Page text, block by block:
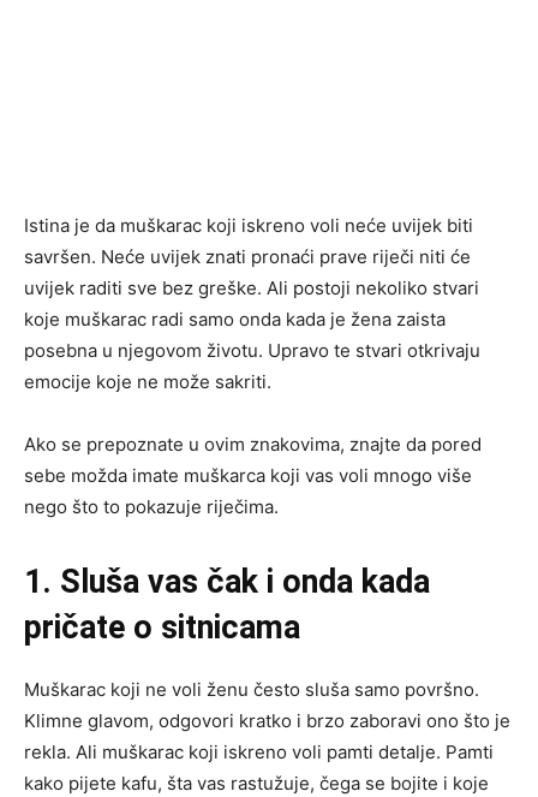
Istina je da muškarac koji iskreno voli neće uvijek biti
savršen. Neće uvijek znati pronaći prave riječi niti će
uvijek raditi sve bez greške. Ali postoji nekoliko stvari
koje muškarac radi samo onda kada je žena zaista
posebna u njegovom životu. Upravo te stvari otkrivaju
emocije koje ne može sakriti.
Ako se prepoznate u ovim znakovima, znajte da pored
sebe možda imate muškarca koji vas voli mnogo više
nego što to pokazuje riječima.
1. Sluša vas čak i onda kada
pričate o sitnicama
Muškarac koji ne voli ženu često sluša samo površno.
Klimne glavom, odgovori kratko i brzo zaboravi ono što je
rekla. Ali muškarac koji iskreno voli pamti detalje. Pamti
kako pijete kafu, šta vas rastužuje, čega se bojite i koje